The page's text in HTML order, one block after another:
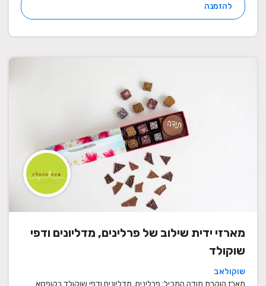
להזמנה
מארזי ידית שילוב של פרלינים, מדליונים ודפי
שוקולד
שוקולאב
מארז הוקרת תודה המכיל: פרלינים, מדליונים ודפי שוקולד בקופסא